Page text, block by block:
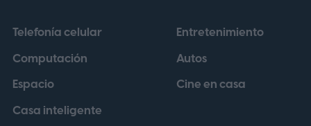
Telefonía celular
Computación
Espacio
Casa inteligente
Entretenimiento
Autos
Cine en casa